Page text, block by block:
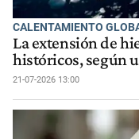
CALENTAMIENTO
La extensión de
históricos, según
21-07-2026 13:00